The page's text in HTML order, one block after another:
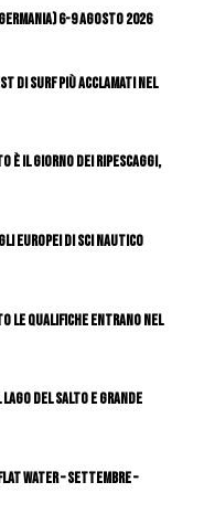
6-9 agosto 2026
di surf più acclamati nel
è il giorno dei ripescaggi,
Europei di Sci Nautico
le qualifiche entrano nel
Lago del Salto e grande
Flat Water – SETTEMBRE –